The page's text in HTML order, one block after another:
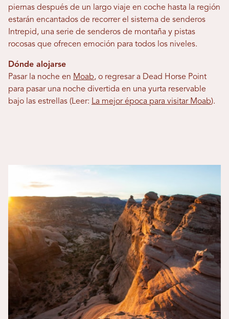
piernas después de un largo viaje en coche hasta la región
estarán encantados de recorrer el sistema de senderos
Intrepid, una serie de senderos de montaña y pistas
rocosas que ofrecen emoción para todos los niveles.
Dónde alojarse
Pasar la noche en Moab, o regresar a Dead Horse Point
para pasar una noche divertida en una yurta reservable
bajo las estrellas (Leer: La mejor época para visitar Moab).